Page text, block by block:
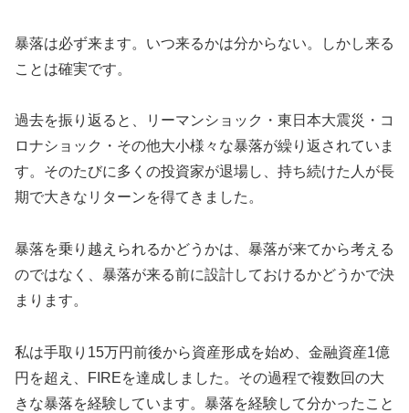
暴落は必ず来ます。いつ来るかは分からない。しかし来る
ことは確実です。
過去を振り返ると、リーマンショック・東日本大震災・コ
ロナショック・その他大小様々な暴落が繰り返されていま
す。そのたびに多くの投資家が退場し、持ち続けた人が長
期で大きなリターンを得てきました。
暴落を乗り越えられるかどうかは、暴落が来てから考える
のではなく、暴落が来る前に設計しておけるかどうかで決
まります。
私は手取り15万円前後から資産形成を始め、金融資産1億
円を超え、FIREを達成しました。その過程で複数回の大
きな暴落を経験しています。暴落を経験して分かったこと